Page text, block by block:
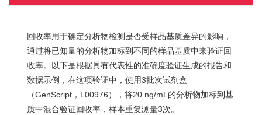
回收率用于确定分析物检测是否受样品基质差异的影响，
通过将已知量的分析物加标到不同的样品基质中来验证回
收率。以下是根据具有代表性的准确度验证生成的报告和
数据示例，在这项验证中，使用3批次试剂盒
（GenScript，L00976），将20 ng/mL的分析物加标到基
质中混合验证回收率，样本重复测量3次。